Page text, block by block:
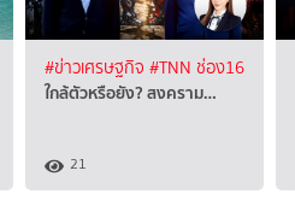
#ข่าวเศรษฐกิจ #TNN ช่อง16
ใกล้ตัวหรือยัง? สงคราม…
21